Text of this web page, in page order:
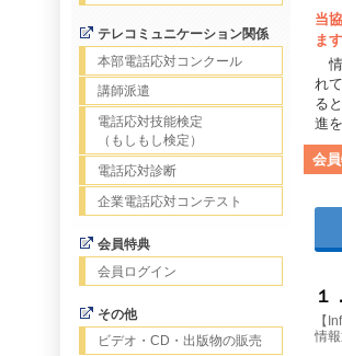
テレコミュニケーション関係
本部電話応対コンクール
講師派遣
電話応対技能検定
（もしもし検定）
電話応対診断
企業電話応対コンテスト
会員特典
会員ログイン
その他
ビデオ・CD・出版物の販売
当
ます
情
れ
る
進
会
１
【
情